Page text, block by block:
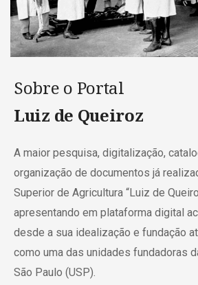
Sobre o Portal
Luiz de Queiroz
A maior pesquisa, digitalização,
organização de documentos já
Superior de Agricultura “Luiz de
apresentando em plataforma digital
desde a sua idealização e fundação
como uma das unidades fundadoras
São Paulo (USP).